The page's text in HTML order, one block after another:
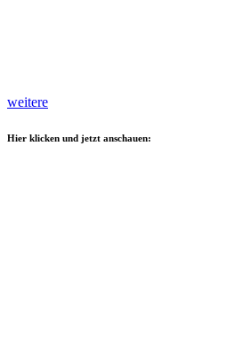
weitere
Hier klicken und jetzt anschauen: